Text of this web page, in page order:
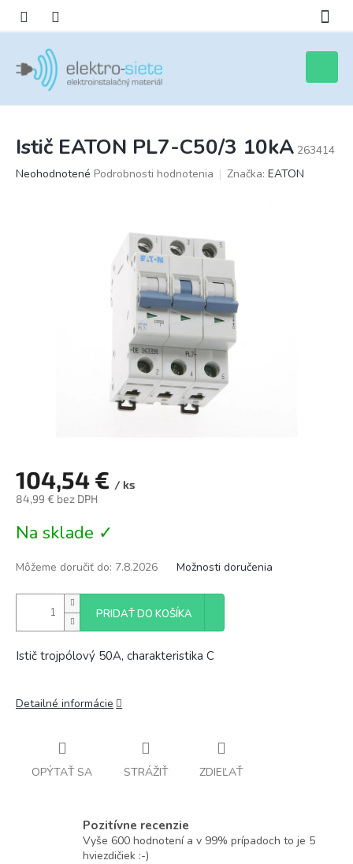
obsah
košík
Istič EATON PL7-C50/3 10kA 263414
Priemerné
Neohodnotené Podrobnosti hodnotenia Značka: EATON
104,54 € / ks
84,99 € bez DPH
cena:
Na sklade ✓
Môžeme doručiť do: 7.8.2026 Možnosti doručenia
PRIDAŤ DO KOŠÍKA
Istič trojpólový 50A, charakteristika C
Detailné informácie
OPÝTAŤ SA STRÁŽIŤ ZDIEĽAŤ
Pozitívne recenzie
Vyše 600 hodnotení a v 99% prípadoch to je 5
hviezdičiek :-)